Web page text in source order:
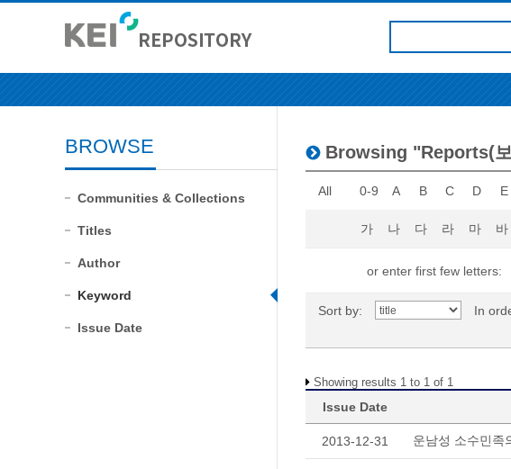
BROWSE
Communities & Collections
Titles
Author
Keyword
Issue Date
Browsing "Reports(
All 0-9 A B C D E
가 나 다 라 마 바
or enter first few letters:
Sort by: In
Showing results 1 to 1 of 1
Issue Date
2013-12-31 운남성 소수민족